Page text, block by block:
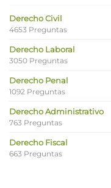
Derecho Civil
4653 Preguntas
Derecho Laboral
3050 Preguntas
Derecho Penal
1092 Preguntas
Derecho Administrativo
763 Preguntas
Derecho Fiscal
663 Preguntas